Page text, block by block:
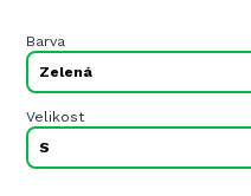
Barva
Velikost